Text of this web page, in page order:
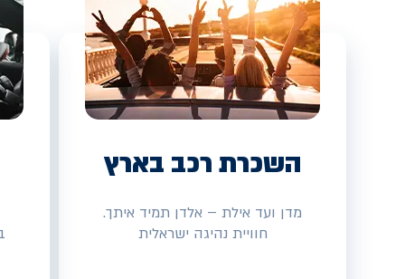
השכרת רכב בארץ
מדן ועד אילת – אלדן תמיד איתך.
חוויית נהיגה ישראלית